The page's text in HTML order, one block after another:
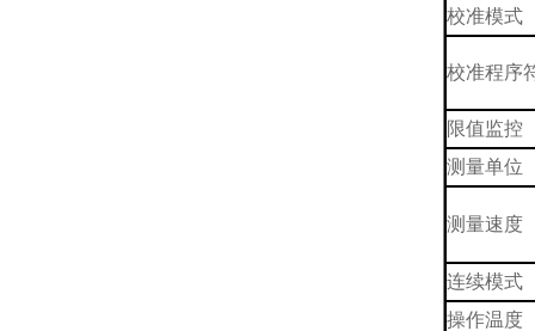
校准模式
校准程序
限值监控
测量单位
测量速度
连续模式
操作温度